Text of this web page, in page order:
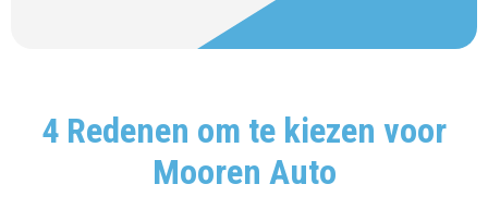
4 Redenen om te kiezen voor
Mooren Auto